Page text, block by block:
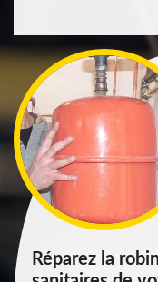
Réparez la